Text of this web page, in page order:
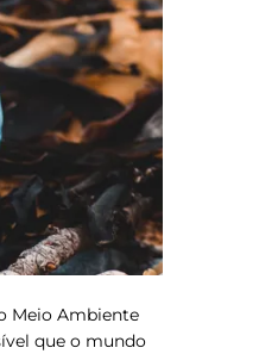
Meio Ambiente
que o mundo